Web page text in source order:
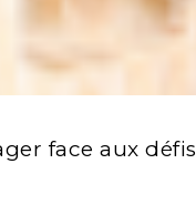
face aux défis